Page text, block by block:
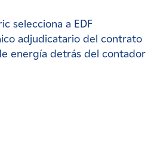
selecciona a EDF
adjudicatario del contrato
energía detrás del contador